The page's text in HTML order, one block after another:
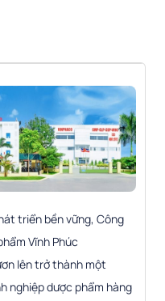
triển bền vững, Công
Vĩnh Phúc
lên trở thành một
nghiệp dược phẩm hàng